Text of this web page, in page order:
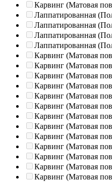
Карвинг (Матовая
Лаппатированная
Лаппатированная
Лаппатированная
Лаппатированная
Карвинг (Матовая
Карвинг (Матовая
Карвинг (Матовая
Карвинг (Матовая
Карвинг (Матовая
Карвинг (Матовая
Карвинг (Матовая
Карвинг (Матовая
Карвинг (Матовая
Карвинг (Матовая
Карвинг (Матовая
Карвинг (Матовая
Карвинг (Матовая